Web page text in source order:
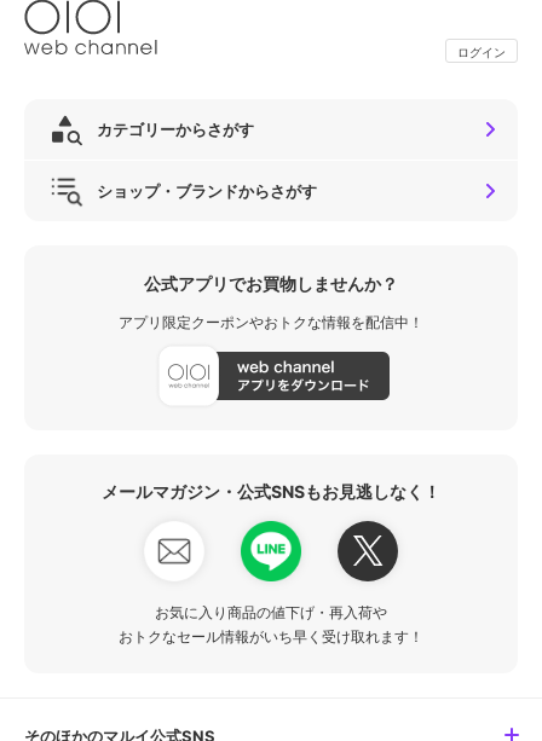
ログイン
カテゴリーからさがす
ショップ・ブランドからさがす
公式アプリでお買物しませんか？
アプリ限定クーポンやおトクな情報を配信中！
メールマガジン・公式SNSもお見逃しなく！
お気に入り商品の値下げ・再入荷や
おトクなセール情報がいち早く受け取れます！
そのほかのマルイ公式SNS